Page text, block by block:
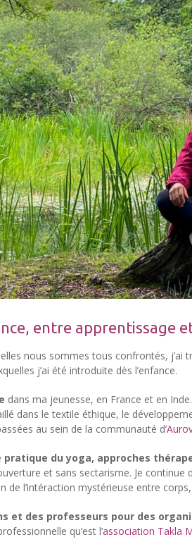
entre apprentissage
nous sommes tous confrontés, j’ai
j’ai été introduite dès l’enfance.
dans ma jeunesse, en France et en
dans le textile éthique, le
au sein de la communauté d’
pratique du yoga, approches
et sans sectarisme. Je
l’intéraction mystérieuse entre
et des professeurs pour des
qu’est l’association Takla